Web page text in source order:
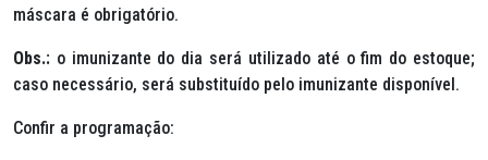
máscara é obrigatório.
Obs.: o imunizante do dia será utilizado até o fim do estoque;
caso necessário, será substituído pelo imunizante disponível.
Confir a programação: